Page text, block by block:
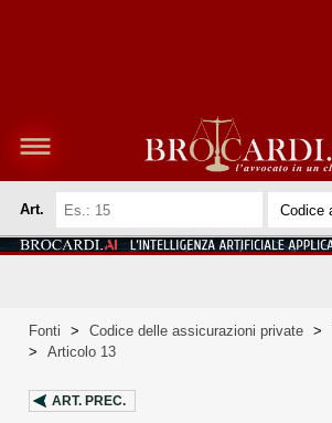
Art.
Fonti > Codice delle assicurazioni private >
>
Articolo 13
ART. PREC.